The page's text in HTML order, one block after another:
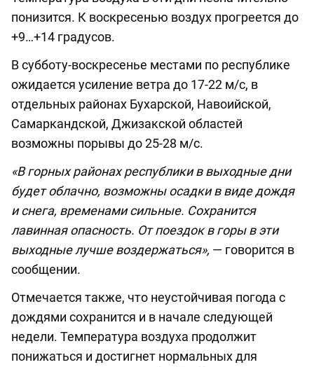
понизится. К воскресенью воздух прогреется до
+9…+14 градусов.
В субботу-воскресенье местами по республике
ожидается усиление ветра до 17-22 м/с, в
отдельных районах Бухарской, Навоийской,
Самаркандской, Джизакской областей
возможны порывы до 25-28 м/с.
«В горных районах республики в выходные дни
будет облачно, возможны осадки в виде дождя
и снега, временами сильные. Сохранится
лавинная опасность. От поездок в горы в эти
выходные лучше воздержаться», — говорится в
сообщении.
Отмечается также, что неустойчивая погода с
дождями сохранится и в начале следующей
недели. Температура воздуха продолжит
понижаться и достигнет нормальных для